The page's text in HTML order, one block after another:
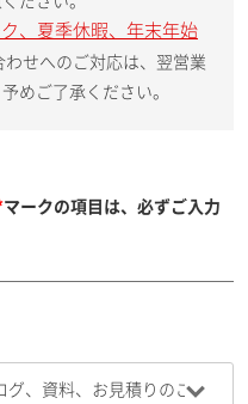
、夏季休暇、年末年始
せへのご対応は、翌営業
めご了承ください。
マークの項目は、必ずご入力